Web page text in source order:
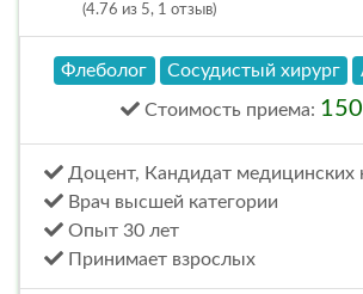
(4.76 из 5, 1 отзыв)
Флеболог Сосудистый хирург
Стоимость приема:
Доцент, Кандидат медицинских
Врач высшей категории
Опыт 30 лет
Принимает взрослых